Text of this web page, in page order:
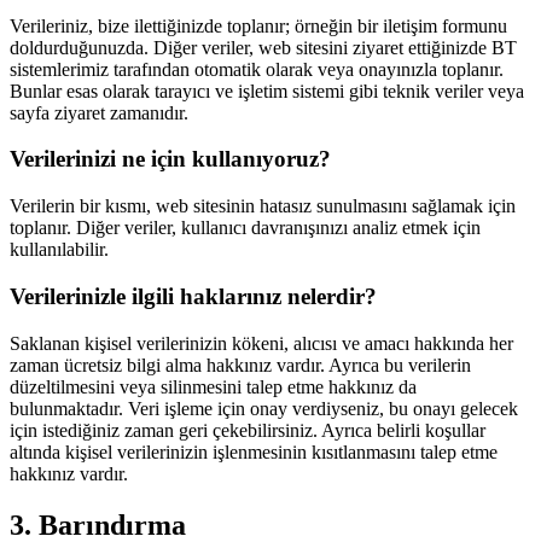
Verileriniz, bize ilettiğinizde toplanır; örneğin bir iletişim formunu
doldurduğunuzda. Diğer veriler, web sitesini ziyaret ettiğinizde BT
sistemlerimiz tarafından otomatik olarak veya onayınızla toplanır.
Bunlar esas olarak tarayıcı ve işletim sistemi gibi teknik veriler veya
sayfa ziyaret zamanıdır.
Verilerinizi ne için kullanıyoruz?
Verilerin bir kısmı, web sitesinin hatasız sunulmasını sağlamak için
toplanır. Diğer veriler, kullanıcı davranışınızı analiz etmek için
kullanılabilir.
Verilerinizle ilgili haklarınız nelerdir?
Saklanan kişisel verilerinizin kökeni, alıcısı ve amacı hakkında her
zaman ücretsiz bilgi alma hakkınız vardır. Ayrıca bu verilerin
düzeltilmesini veya silinmesini talep etme hakkınız da
bulunmaktadır. Veri işleme için onay verdiyseniz, bu onayı gelecek
için istediğiniz zaman geri çekebilirsiniz. Ayrıca belirli koşullar
altında kişisel verilerinizin işlenmesinin kısıtlanmasını talep etme
hakkınız vardır.
3. Barındırma